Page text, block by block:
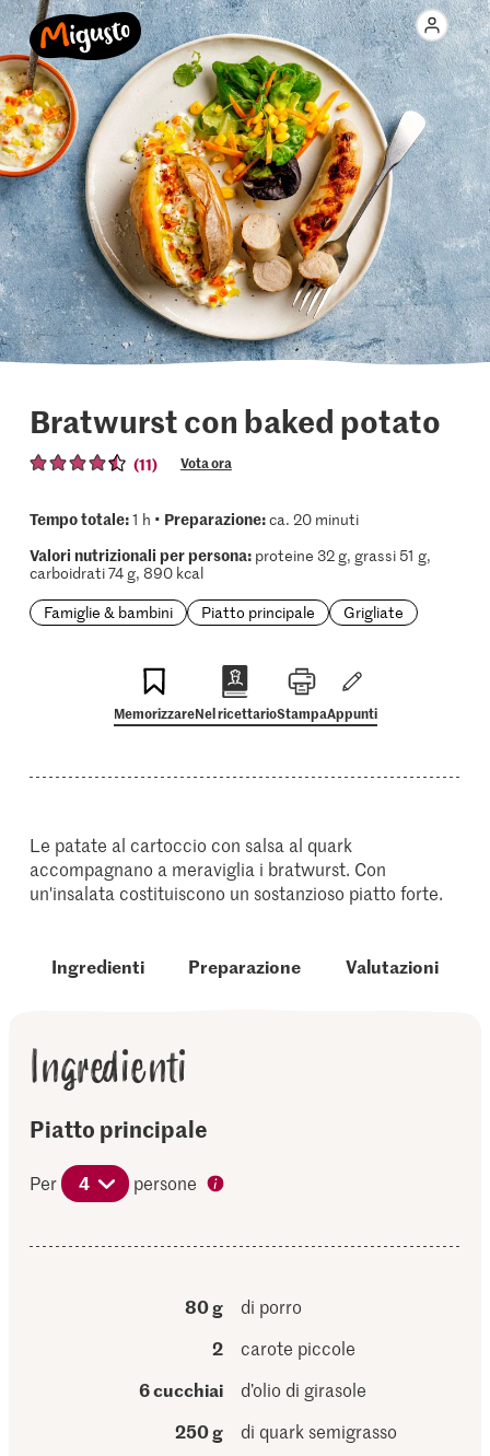
Bratwurst con baked potato
(11) Vota ora
Tempo totale:1 h • Preparazione:ca. 20 minuti
Valori nutrizionali per persona:proteine 32 g, grassi 51 g,
carboidrati 74 g, 890 kcal
Famiglie & bambini
Piatto principale Grigliate
MemorizzareNel ricettarioStampaAppunti
Le patate al cartoccio con salsa al quark
accompagnano a meraviglia i bratwurst. Con
un'insalata costituiscono un sostanzioso piatto forte.
Ingredienti Preparazione Valutazioni
Ingredienti
Piatto principale
Per 4 persone
80 g
di porro
2
carote piccole
6 cucchiai
d’olio di girasole
250 g
di quark semigrasso